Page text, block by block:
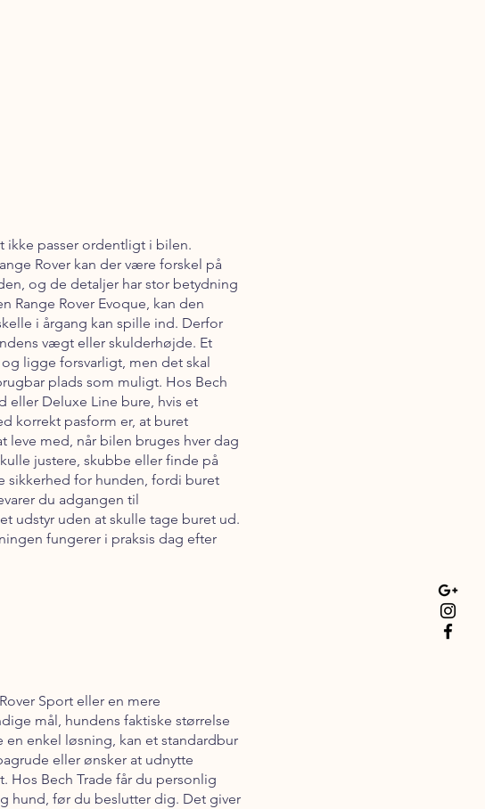
ikke passer ordentligt i bilen.
Rover kan der være forskel på
og de detaljer har stor betydning
Range Rover Evoque, kan den
i årgang kan spille ind. Derfor
vægt eller skulderhøjde. Et
ligge forsvarligt, men det skal
plads som muligt. Hos Bech
Deluxe Line bure, hvis et
korrekt pasform er, at buret
med, når bilen bruges hver dag
justere, skubbe eller finde på
sikkerhed for hunden, fordi buret
du adgangen til
udstyr uden at skulle tage buret ud.
fungerer i praksis dag efter
Sport eller en mere
mål, hundens faktiske størrelse
enkel løsning, kan et standardbur
eller ønsker at udnytte
Hos Bech Trade får du personlig
hund, før du beslutter dig. Det giver